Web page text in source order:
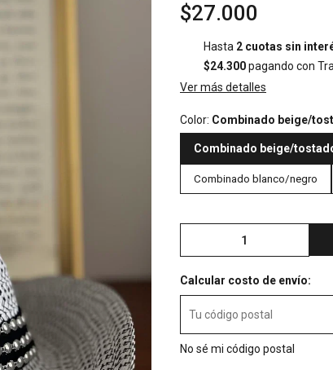
$27.000
Hasta 2 cuotas sin
$24.300pagando con
Ver más detalles
Color: Combinado beige/
Combinado beige/
Combinado blanco/negro
Calcular costo de envío:
No sé mi código postal